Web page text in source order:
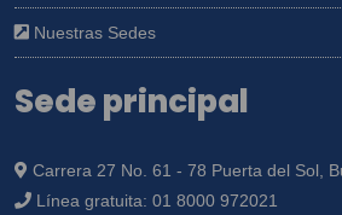
Nuestras Sedes
Sede principal
Carrera 27 No. 61 - 78 Puerta del Sol,
Línea gratuita: 01 8000 972021